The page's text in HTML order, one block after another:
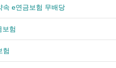
속 e연금보험 무배당
보험
험